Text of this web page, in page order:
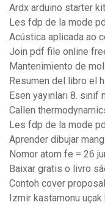
Ardx arduino starter
Les fdp de la mode
Acústica aplicada ao
Join pdf file online
Mantenimiento de
Resumen del libro el
Esen yayınları 8.
Callen
Les fdp de la mode
Aprender dibujar
Nomor atom fe = 26
Baixar gratis o livro
Contoh cover
Izmir kastamonu